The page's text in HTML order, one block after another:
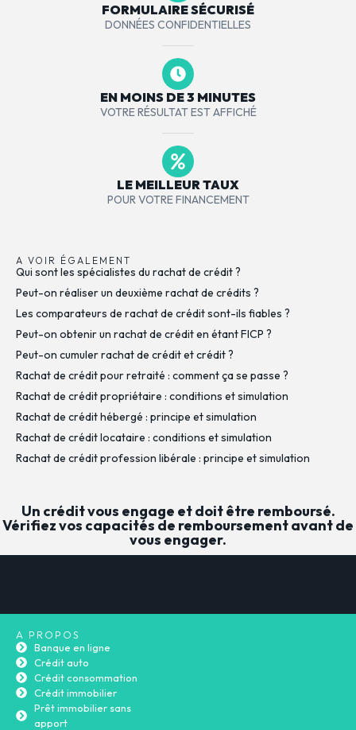
FORMULAIRE SÉCURISÉ
DONNÉES CONFIDENTIELLES
EN MOINS DE 3 MINUTES
VOTRE RÉSULTAT EST AFFICHÉ
LE MEILLEUR TAUX
POUR VOTRE FINANCEMENT
A VOIR ÉGALEMENT
Qui sont les spécialistes du rachat de crédit ?
Peut-on réaliser un deuxième rachat de crédits ?
Les comparateurs de rachat de crédit sont-ils fiables ?
Peut-on obtenir un rachat de crédit en étant FICP ?
Peut-on cumuler rachat de crédit et crédit ?
Rachat de crédit pour retraité : comment ça se passe ?
Rachat de crédit propriétaire : conditions et simulation
Rachat de crédit hébergé : principe et simulation
Rachat de crédit locataire : conditions et simulation
Rachat de crédit profession libérale : principe et simulation
Un crédit vous engage et doit être remboursé.
Vérifiez vos capacités de remboursement avant de
vous engager.
A PROPOS
Banque en ligne
Crédit auto
Crédit consommation
Crédit immobilier
Prêt immobilier sans
apport